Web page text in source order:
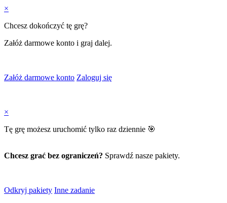
×
Chcesz dokończyć tę grę?
Załóż darmowe konto i graj dalej.
Załóż darmowe konto Zaloguj się
×
Tę grę możesz uruchomić tylko raz dziennie 🎯
Chcesz grać bez ograniczeń? Sprawdź nasze pakiety.
Odkryj pakiety Inne zadanie